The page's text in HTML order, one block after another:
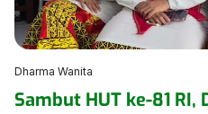
Dharma Wanita
Sambut HUT ke-81 RI,